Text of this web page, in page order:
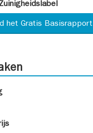
het Gratis Basisrapport